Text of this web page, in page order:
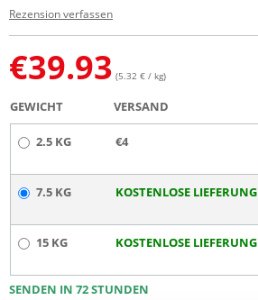
Rezension verfassen
€39.93 (5.32 € / kg)
GEWICHT VERSAND
2.5 KG €4
7.5 KG KOSTENLOSE LIEFERUNG
15 KG KOSTENLOSE LIEFERUNG
SENDEN IN 72 STUNDEN